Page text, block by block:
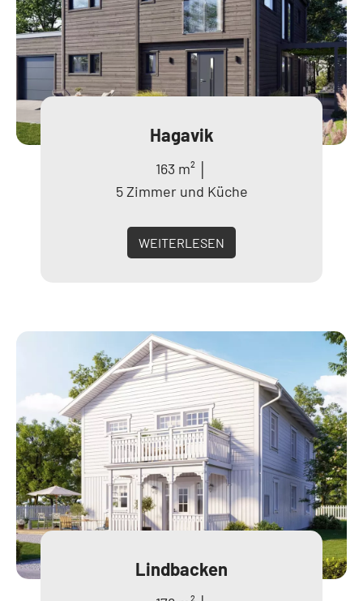
Hagavik
163 m² │
5 Zimmer und Küche
WEITERLESEN
Lindbacken